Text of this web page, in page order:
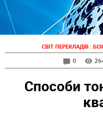
СВІТ ПЕРЕКЛАДІВ:
0
Способи